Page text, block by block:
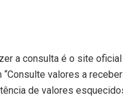
a consulta é o site
valores a
de valores